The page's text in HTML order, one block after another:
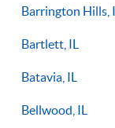
Barrington Hills,
Bartlett, IL
Batavia, IL
Bellwood, IL